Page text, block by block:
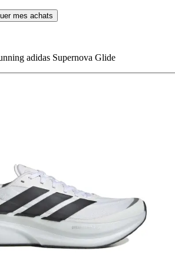
mes achats
adidas Supernova Glide